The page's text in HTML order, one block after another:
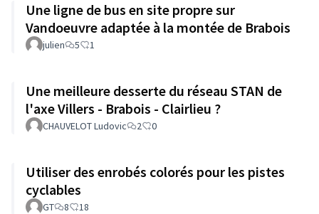
Une ligne de bus en site propre sur
Vandoeuvre adaptée à la montée de Brabois
julien 5 1
Une meilleure desserte du réseau STAN de
l'axe Villers - Brabois - Clairlieu ?
CHAUVELOT Ludovic 2 0
Utiliser des enrobés colorés pour les pistes
cyclables
GT 8 18